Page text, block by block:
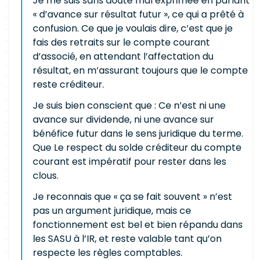
« d’avance sur résultat futur », ce qui a prêté à
confusion. Ce que je voulais dire, c’est que je
fais des retraits sur le compte courant
d’associé, en attendant l’affectation du
résultat, en m’assurant toujours que le compte
reste créditeur.
Je suis bien conscient que : Ce n’est ni une
avance sur dividende, ni une avance sur
bénéfice futur dans le sens juridique du terme.
Que Le respect du solde créditeur du compte
courant est impératif pour rester dans les
clous.
Je reconnais que « ça se fait souvent » n’est
pas un argument juridique, mais ce
fonctionnement est bel et bien répandu dans
les SASU à l’IR, et reste valable tant qu’on
respecte les règles comptables.